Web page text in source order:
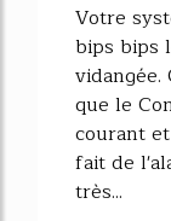
Votre
bips bips
que le
courant
fait de
très...